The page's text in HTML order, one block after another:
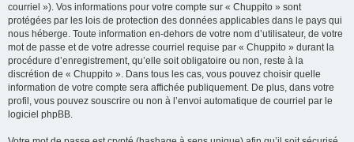
courriel »). Vos informations pour votre compte sur « Chuppito » sont
protégées par les lois de protection des données applicables dans le pays qui
nous héberge. Toute information en-dehors de votre nom d’utilisateur, de votre
mot de passe et de votre adresse courriel requise par « Chuppito » durant la
procédure d’enregistrement, qu’elle soit obligatoire ou non, reste à la
discrétion de « Chuppito ». Dans tous les cas, vous pouvez choisir quelle
information de votre compte sera affichée publiquement. De plus, dans votre
profil, vous pouvez souscrire ou non à l’envoi automatique de courriel par le
logiciel phpBB.